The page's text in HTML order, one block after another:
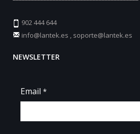
902 444 644
info@lantek.es , soporte@lantek.es
NEWSLETTER